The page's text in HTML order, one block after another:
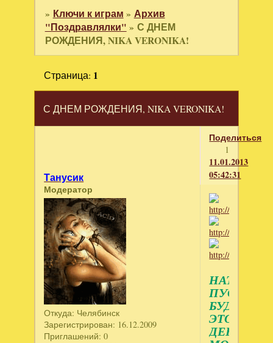
» Ключи к играм » Архив
"Поздравлялки" » С ДНЕМ
РОЖДЕНИЯ, NIKA VERONIKA!
С ДНЕМ РОЖДЕНИЯ, NIKA VERONIKA!
Страница: 1
Поделиться
1
11.01.2013
05:42:31
Танусик
Модератор
Откуда: Челябинск
Зарегистрирован: 16.12.2009
Приглашений: 0
ПУСТЬ
БУДЕТ
ЭТОТ
ДЕНЬ